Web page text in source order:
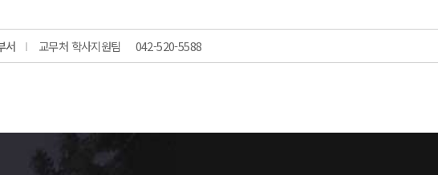
서 교무처 학사지원팀 042-520-5588